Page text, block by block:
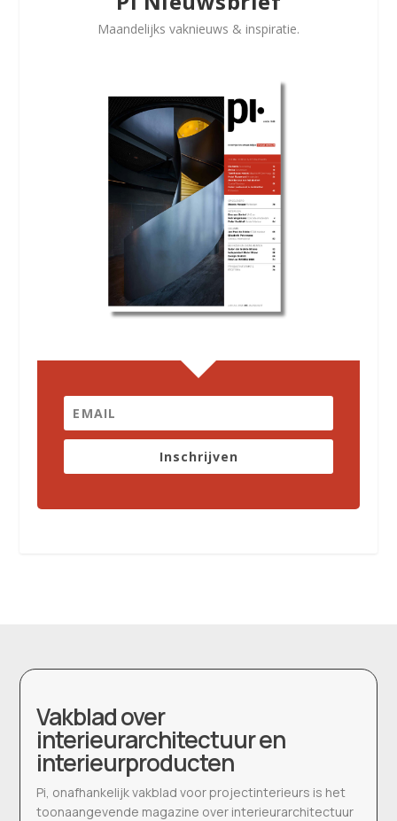
Maandelijks vaknieuws & inspiratie.
Inschrijven
Vakblad over
interieurarchitectuur en
interieurproducten
Pi, onafhankelijk vakblad voor projectinterieurs is het
toonaangevende magazine over interieurarchitectuur